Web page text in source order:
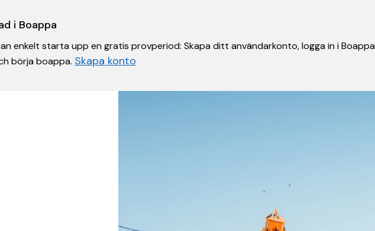
i Boappa
enkelt starta upp en gratis provperiod: Skapa ditt användarkonto, logga in i
börja boappa. Skapa konto